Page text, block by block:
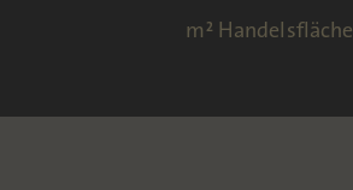
m² Handelsfläche